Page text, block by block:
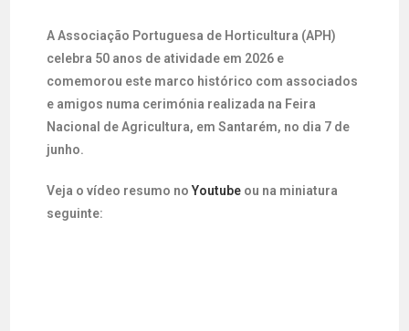
A Associação Portuguesa de Horticultura (APH)
celebra 50 anos de atividade em 2026 e
comemorou este marco histórico com associados
e amigos numa cerimónia realizada na Feira
Nacional de Agricultura, em Santarém, no dia 7 de
junho.
Veja o vídeo resumo noYoutube ou na miniatura
seguinte: